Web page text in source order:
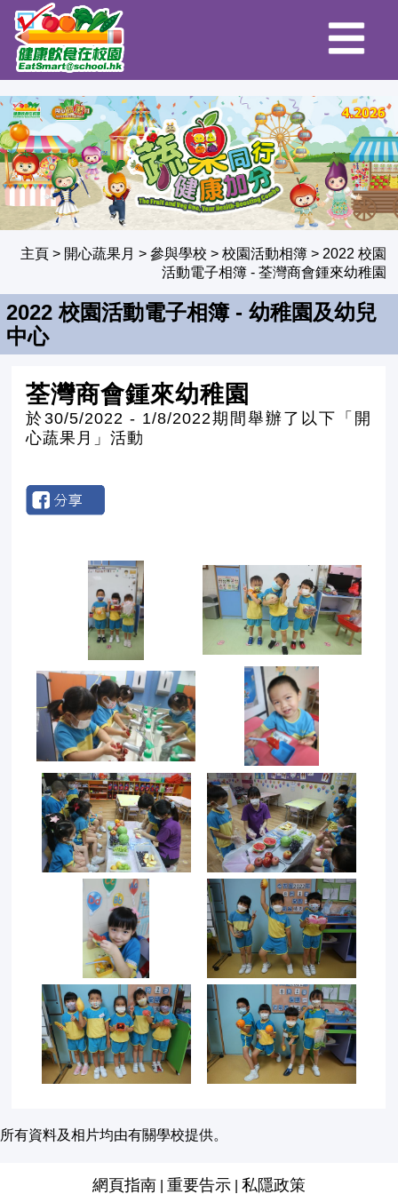
主頁> 開心蔬果月 > 參與學校 > 校園活動相簿 > 2022 校園
活動電子相簿- 荃灣商會鍾來幼稚園
2022 校園活動電子相簿 - 幼稚園及幼兒
中心
荃灣商會鍾來幼稚園
於30/5/2022 - 1/8/2022期間舉辦了以下「開
心蔬果月」活動
所有資料及相片均由有關學校提供。
網頁指南 重要告示 私隱政策